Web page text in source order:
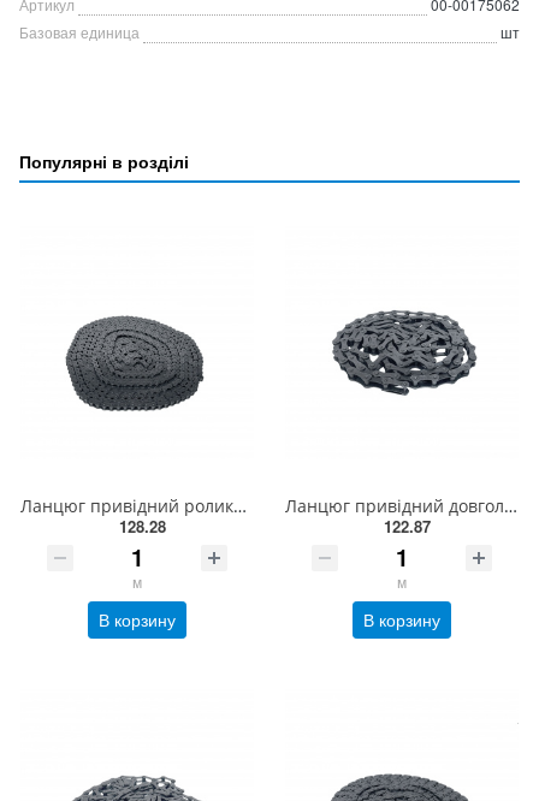
Артикул
00-00175062
Базовая единица
шт
Популярні в розділі
Ланцюг привідний роликовий ПР-08-460, ISO 05B-1 (5,00м)
128.28
м
В корзину
Ланцюг привідний довголанковий 2040 L = 3 м , ISO 208A
122.87
м
В корзину